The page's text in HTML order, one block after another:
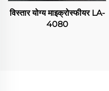
विस्तार योग्य माइक्रोस्फीयर LA-
4080